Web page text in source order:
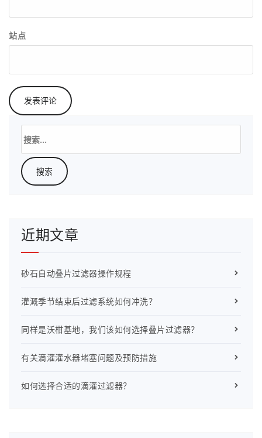
站点
索：
近期文章
砂石自动叠片过滤器操作规程
灌溉季节结束后过滤系统如何冲洗？
同样是沃柑基地，我们该如何选择叠片过滤器？
有关滴灌灌水器堵塞问题及预防措施
如何选择合适的滴灌过滤器？